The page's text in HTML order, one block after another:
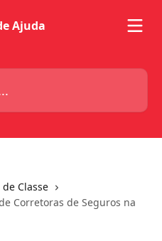
Classe
Corretoras de Seguros na